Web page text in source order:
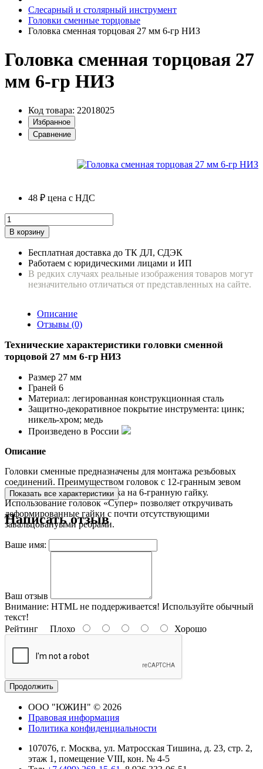
Слесарный и столярный инструмент
Головки сменные торцовые
Головка сменная торцовая 27 мм 6-гр НИЗ
Головка сменная торцовая 27
мм 6-гр НИЗ
Код товара: 22018025
Избранное
Сравнение
48 ₽ цена с НДС
В корзину
Бесплатная доставка до ТК ДЛ, СДЭК
Работаем с юридическими лицами и ИП
В редких случаях реальные изображения товаров могут
незначительно отличаться от представленных на сайте.
Описание
Отзывы (0)
Технические характеристики головки сменной
торцовой 27 мм 6-гр НИЗ
Размер 27 мм
Граней 6
Материал: легированная конструкционная сталь
Защитно-декоративное покрытие инструмента: цинк;
никель-хром; медь
Произведено в России
Описание
Головки сменные предназначены для монтажа резьбовых
соединений. Преимуществом головок с 12-гранным зевом
является облегченная посадка на 6-гранную гайку.
Использование головок «Супер» позволяет откручивать
деформированные гайки с почти отсутствующими
завальцованyыми ребрами.
Показать все характеристики
Написать отзыв
Ваше имя:
Ваш отзыв
Внимание: HTML не поддерживается! Используйте обычный
текст!
Рейтинг Плохо Хорошо
Продолжить
ООО "ЮЖИН" © 2026
Правовая информация
Политика конфиденциальности
107076, г. Москва, ул. Матросская Тишина, д. 23, стр. 2,
этаж 1, помещение VIII, кон. № 4-5